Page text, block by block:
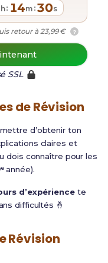
h: 14m :30s
retour à 23,99 € ?
SSL
de Révision
d’obtenir ton
claires et
dois connaître pour les
année).
d’expériencete
difficultés 🤞
Révision